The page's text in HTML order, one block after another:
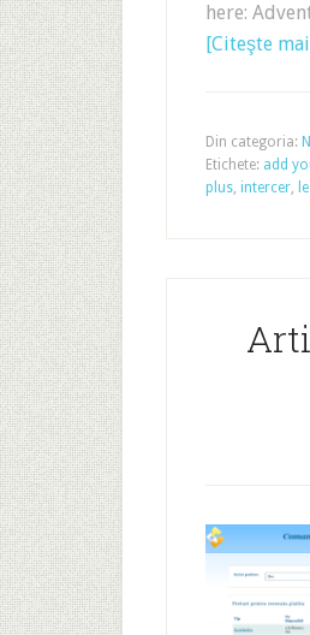
here:
[Citeşte
Din categoria:
Etichete: add
plus, intercer,